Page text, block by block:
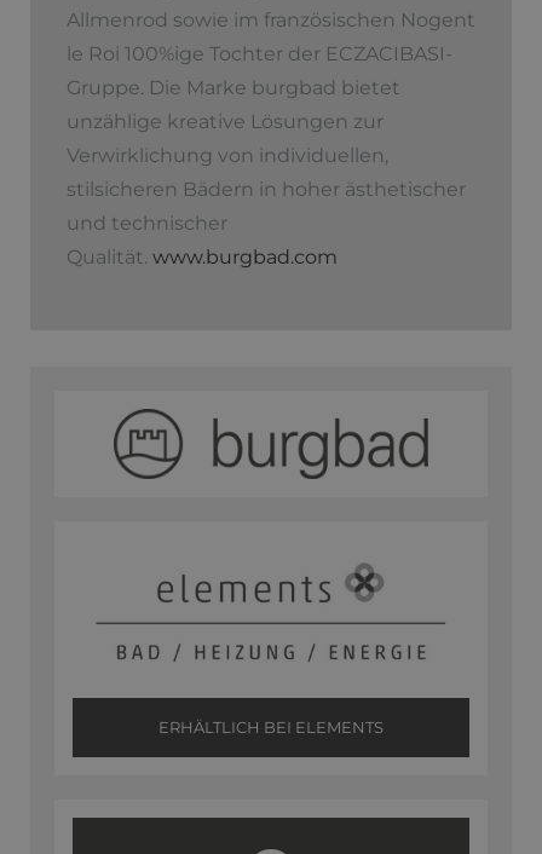
Allmenrod sowie im französischen Nogent
le Roi 100%ige Tochter der ECZACIBASI­-
Gruppe. Die Marke burgbad bietet
unzählige kreative Lösungen zur
Verwirklichung von individuellen,
stilsicheren Bädern in hoher ästhetischer
und technischer
Qualität. www.burgbad.com
ERHÄLTLICH BEI ELEMENTS